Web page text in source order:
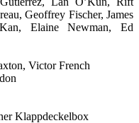
Geoffrey Fischer, James
Elaine Newman, Ed
Victor French
Klappdeckelbox